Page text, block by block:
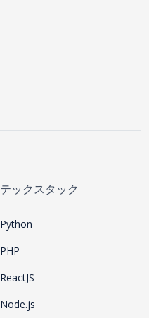
テックスタック
Python
PHP
ReactJS
Node.js